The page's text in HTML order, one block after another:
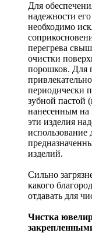
Для
надежности
необходимо
перегрева
очистки
порошков. Для
периодически
зубной пастой
нанесенным на
эти изделия
использование
изделий.
Сильно
какого
отдавать для
Чистка